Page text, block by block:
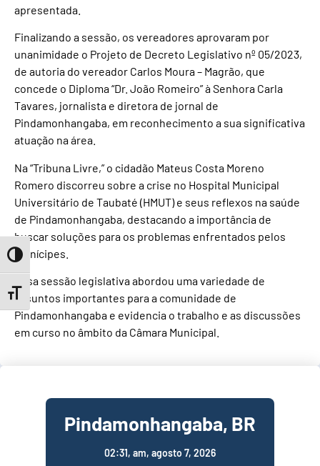
Toggle High Contrast
Toggle Font size
apresentada.
Finalizando a sessão, os vereadores aprovaram por
unanimidade o Projeto de Decreto Legislativo nº 05/2023,
de autoria do vereador Carlos Moura – Magrão, que
concede o Diploma “Dr. João Romeiro” à Senhora Carla
Tavares, jornalista e diretora de jornal de
Pindamonhangaba, em reconhecimento a sua significativa
atuação na área.
Na “Tribuna Livre,” o cidadão Mateus Costa Moreno
Romero discorreu sobre a crise no Hospital Municipal
Universitário de Taubaté (HMUT) e seus reflexos na saúde
de Pindamonhangaba, destacando a importância de
buscar soluções para os problemas enfrentados pelos
munícipes.
Essa sessão legislativa abordou uma variedade de
assuntos importantes para a comunidade de
Pindamonhangaba e evidencia o trabalho e as discussões
em curso no âmbito da Câmara Municipal.
Pindamonhangaba, BR
02:31, am, agosto 7, 2026